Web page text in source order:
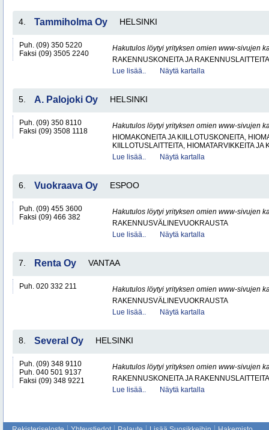
4. Tammiholma Oy HELSINKI
Puh. (09) 350 5220
Faksi (09) 3505 2240
Hakutulos löytyi yrityksen omien www-sivujen
RAKENNUSKONEITA JA RAKENNUSLAITTEITA
Lue lisää..
Näytä kartalla
5. A. Palojoki Oy HELSINKI
Puh. (09) 350 8110
Faksi (09) 3508 1118
Hakutulos löytyi yrityksen omien www-sivujen
HIOMAKONEITA JA KIILLOTUSKONEITA,
KIILLOTUSLAITTEITA, HIOMATARVIKKEITA JA
Lue lisää..
Näytä kartalla
6. Vuokraava Oy ESPOO
Puh. (09) 455 3600
Faksi (09) 466 382
Hakutulos löytyi yrityksen omien www-sivujen
RAKENNUSVÄLINEVUOKRAUSTA
Lue lisää..
Näytä kartalla
7. Renta Oy VANTAA
Puh. 020 332 211
Hakutulos löytyi yrityksen omien www-sivujen
RAKENNUSVÄLINEVUOKRAUSTA
Lue lisää..
Näytä kartalla
8. Several Oy HELSINKI
Puh. (09) 348 9110
Puh. 040 501 9137
Faksi (09) 348 9221
Hakutulos löytyi yrityksen omien www-sivujen
RAKENNUSKONEITA JA RAKENNUSLAITTEITA
Lue lisää..
Näytä kartalla